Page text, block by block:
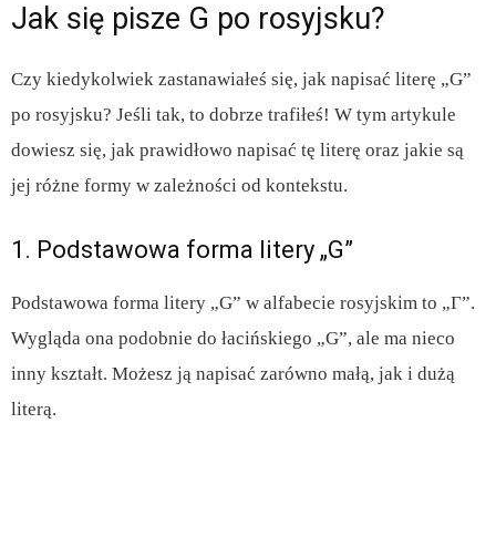
Jak się pisze G po rosyjsku?
Czy kiedykolwiek zastanawiałeś się, jak napisać literę „G”
po rosyjsku? Jeśli tak, to dobrze trafiłeś! W tym artykule
dowiesz się, jak prawidłowo napisać tę literę oraz jakie są
jej różne formy w zależności od kontekstu.
1. Podstawowa forma litery „G”
Podstawowa forma litery „G” w alfabecie rosyjskim to „Г”.
Wygląda ona podobnie do łacińskiego „G”, ale ma nieco
inny kształt. Możesz ją napisać zarówno małą, jak i dużą
literą.